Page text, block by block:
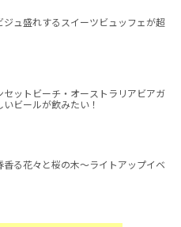
ュ盛れするスイーツビュッフェが超
ットビーチ・オーストラリアビアガ
ビールが飲みたい！
る花々と桜の木～ライトアップイベ